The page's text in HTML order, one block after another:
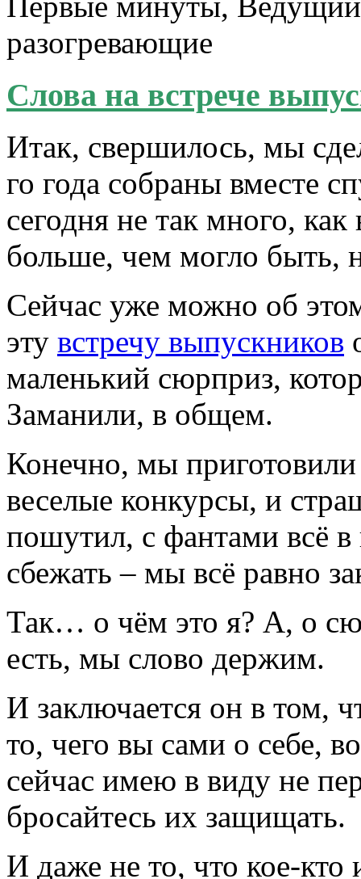
разогревающие
Слова на встрече
Итак, свершилось, мы
го года собраны вместе
сегодня не так много,
больше, чем могло быть,
Сейчас уже можно об
эту встречу выпускников
маленький сюрприз,
Заманили, в общем.
Конечно, мы
веселые конкурсы, и
пошутил, с фантами всё в
сбежать – мы всё равно
Так… о чём это я? А, о
есть, мы слово держим.
И заключается он в том,
то, чего вы сами о себе,
сейчас имею в виду не
бросайтесь их защищать.
И даже не то, что кое-